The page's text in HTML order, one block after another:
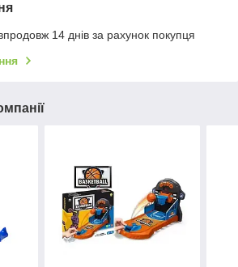
14 днів за рахунок покупця